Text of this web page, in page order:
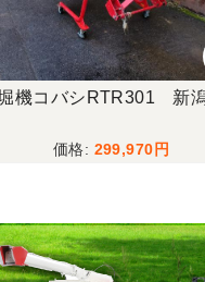
機コバシRTR301 新
299,970